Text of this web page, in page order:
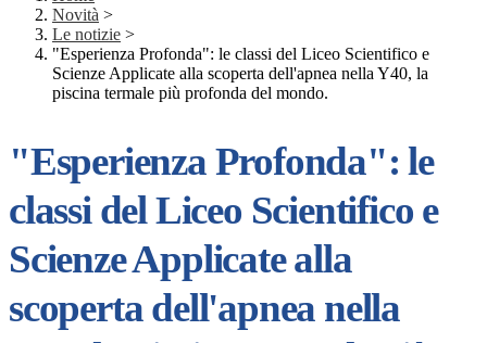
Novità >
Le notizie >
"Esperienza Profonda": le classi del Liceo Scientifico e
Scienze Applicate alla scoperta dell'apnea nella Y40, la
piscina termale più profonda del mondo.
"Esperienza Profonda": le
classi del Liceo Scientifico e
Scienze Applicate alla
scoperta dell'apnea nella